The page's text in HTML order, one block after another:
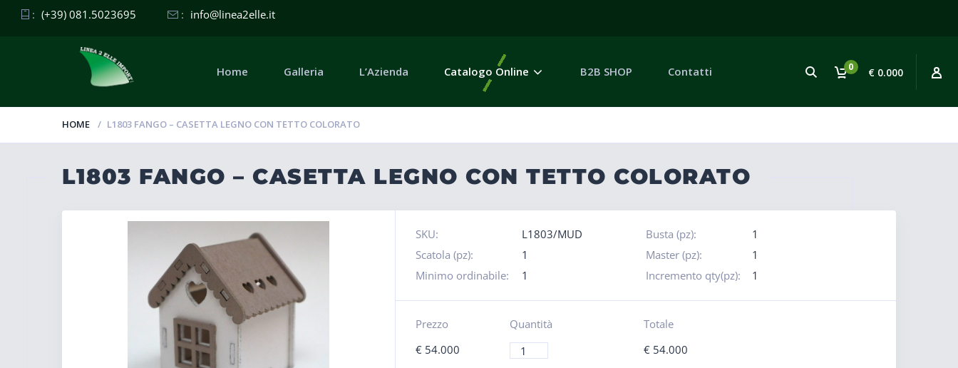
: (+39) 081.5023695 : info@linea2elle.it
0 € 0.000
Home Galleria L’Azienda Catalogo Online B2B SHOP Contatti
HOME L1803 FANGO – CASETTA LEGNO CON TETTO COLORATO
L1803 FANGO – CASETTA LEGNO CON TETTO COLORATO
SKU: L1803/MUD Busta (pz):
1
Scatola (pz):
1 Master (pz):
1
Minimo ordinabile:
1 Incremento qty(pz): 1
Prezzo
€ 54.000
Quantità
Totale
€54.000